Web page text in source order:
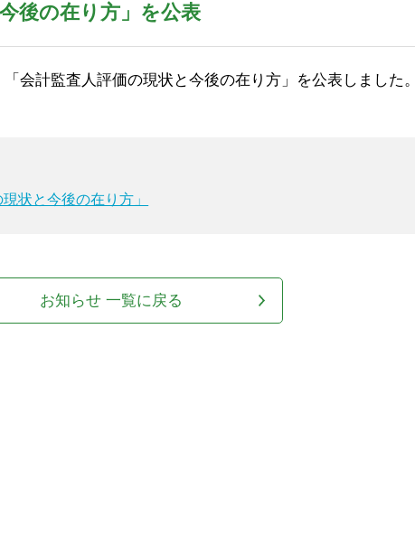
後の在り方」を公表
会計監査人評価の現状と今後の在り方」を公表しました。
状と今後の在り方」
お知らせ 一覧に戻る